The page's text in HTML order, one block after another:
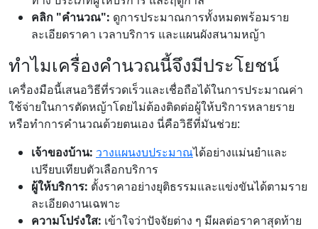
คลิก "คำนวณ": ดูการประมาณการทั้งหมดพร้อมราย
ละเอียดราคา เวลาบริการ และแผนผังสนามหญ้า
ทำไมเครื่องคำนวณนี้จึงมีประโยชน์
เครื่องมือนี้เสนอวิธีที่รวดเร็วและเชื่อถือได้ในการประมาณค่า
ใช้จ่ายในการตัดหญ้าโดยไม่ต้องติดต่อผู้ให้บริการหลายราย
หรือทำการคำนวณด้วยตนเอง นี่คือวิธีที่มันช่วย:
เจ้าของบ้าน: วางแผนงบประมาณได้อย่างแม่นยำและ
เปรียบเทียบตัวเลือกบริการ
ผู้ให้บริการ: ตั้งราคาอย่างยุติธรรมและแข่งขันได้ตามราย
ละเอียดงานเฉพาะ
ความโปร่งใส: เข้าใจว่าปัจจัยต่าง ๆ มีผลต่อราคาสุดท้าย